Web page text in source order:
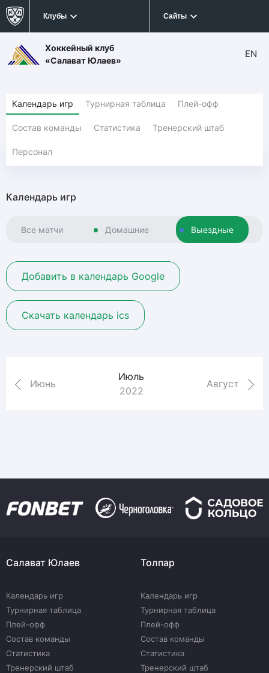
Клубы Сайты
Хоккейный клуб
«Салават Юлаев»
EN
Календарь игр Турнирная таблица Плей-офф
Состав команды Статистика Тренерский штаб
Персонал
Календарь игр
Все матчи Домашние Выездные
Добавить в календарь Google
Скачать календарь ics
Июнь
Июль
2022
Август
Салават Юлаев
Календарь игр
Турнирная таблица
Плей-офф
Состав команды
Статистика
Тренерский штаб
Толпар
Календарь игр
Турнирная таблица
Плей-офф
Состав команды
Статистика
Тренерский штаб